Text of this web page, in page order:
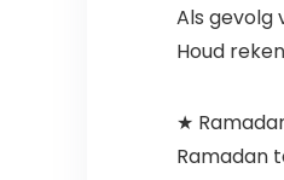
Als gevolg
Houd
★
Ramadan